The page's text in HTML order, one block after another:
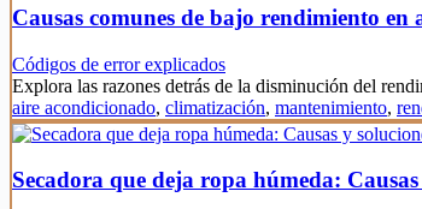
Causas comunes de bajo rendimiento en
Códigos de error explicados
Explora las razones detrás de la disminución del
aire acondicionado, climatización, mantenimiento,
Secadora que deja ropa húmeda: